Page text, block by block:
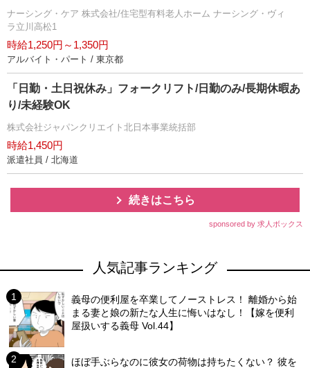
ナーシング・ケア 株式会社/住宅型有料老人ホーム ナーシング・ヴィ
ラ立川高松1
時給1,250円～1,350円
アルバイト・パート / 東京都
「日勤・土日祝休み」フォークリフト/日勤のみ/長期休暇あ
り/未経験OK
株式会社ジャパンクリエイト北日本事業統括部
時給1,450円
派遣社員 / 北海道
続きはこちら
sponsored by 求人ボックス
人気記事ランキング
義母の便利屋を卒業してノーストレス！ 離婚から始
まる妻と娘の新たな人生に悔いはなし！【嫁を便利
屋扱いする義母 Vol.44】
ほぼ手ぶらなのに彼女の荷物は持ちたくない？ 彼を